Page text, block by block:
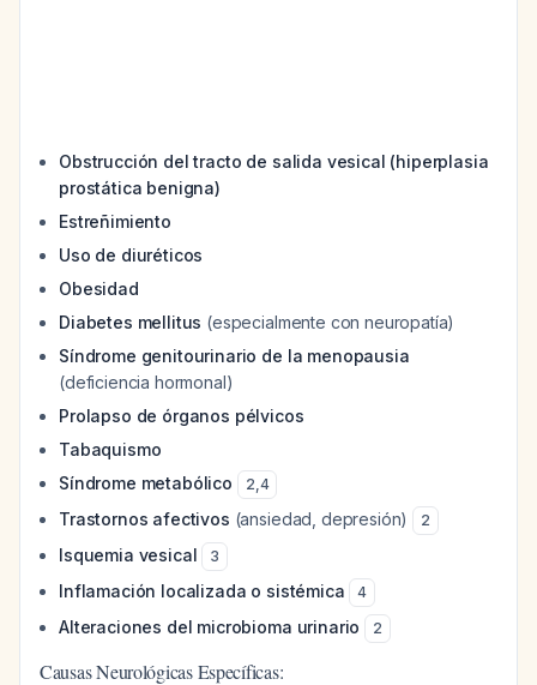
Obstrucción del tracto de salida vesical (hiperplasia
prostática benigna)
Estreñimiento
Uso de diuréticos
Obesidad
Diabetes mellitus (especialmente con neuropatía)
Síndrome genitourinario de la menopausia
(deficiencia hormonal)
Prolapso de órganos pélvicos
Tabaquismo
Síndrome metabólico
2,4
Trastornos afectivos (ansiedad, depresión) 2
Isquemia vesical 3
Inflamación localizada o sistémica 4
Alteraciones del microbioma urinario 2
Causas Neurológicas Específicas: